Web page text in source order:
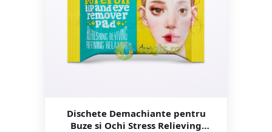
Dischete Demachiante pentru
Buze si Ochi Stress Relieving